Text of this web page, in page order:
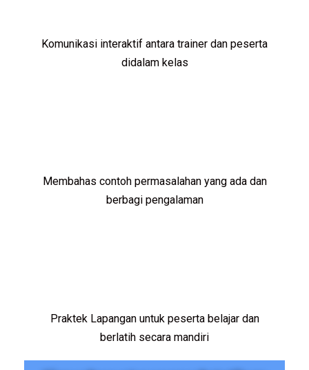
Komunikasi interaktif antara trainer dan peserta
didalam kelas
Membahas contoh permasalahan yang ada dan
berbagi pengalaman
Praktek Lapangan untuk peserta belajar dan
berlatih secara mandiri